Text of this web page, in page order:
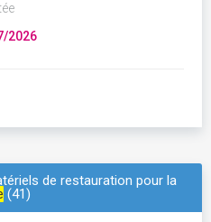
2026
de restauration pour la
(41)